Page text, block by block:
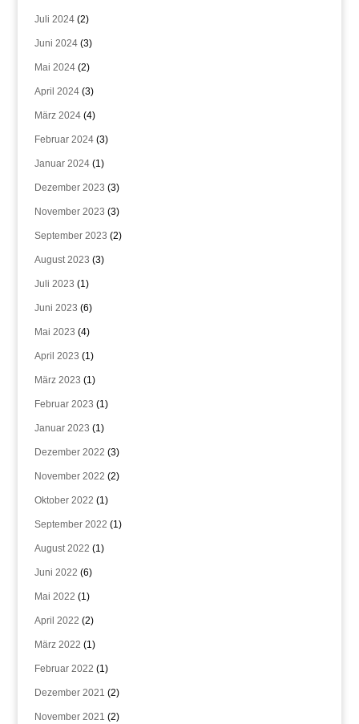
Juli 2024(2)
Juni 2024(3)
Mai 2024(2)
April 2024(3)
März 2024(4)
Februar 2024(3)
Januar 2024(1)
Dezember 2023 (3)
November 2023 (3)
September 2023 (2)
August 2023 (3)
Juli 2023 (1)
Juni 2023 (6)
Mai 2023 (4)
April 2023 (1)
März 2023 (1)
Februar 2023 (1)
Januar 2023 (1)
Dezember 2022 (3)
November 2022 (2)
Oktober 2022 (1)
September 2022 (1)
August 2022 (1)
Juni 2022 (6)
Mai 2022 (1)
April 2022 (2)
März 2022 (1)
Februar 2022 (1)
Dezember 2021 (2)
November 2021 (2)